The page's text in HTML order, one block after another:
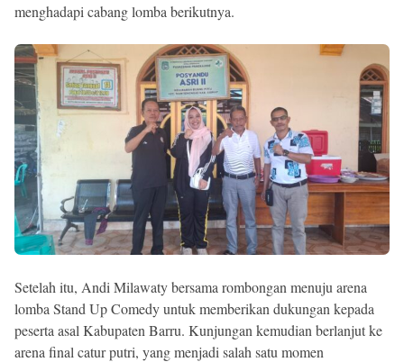
menghadapi cabang lomba berikutnya.
Setelah itu, Andi Milawaty bersama rombongan menuju arena
lomba Stand Up Comedy untuk memberikan dukungan kepada
peserta asal Kabupaten Barru. Kunjungan kemudian berlanjut ke
arena final catur putri, yang menjadi salah satu momen